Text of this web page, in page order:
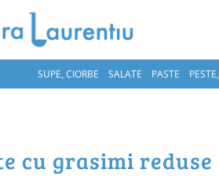
SUPE, CIORBE SALATE PASTE
cu grasimi reduse